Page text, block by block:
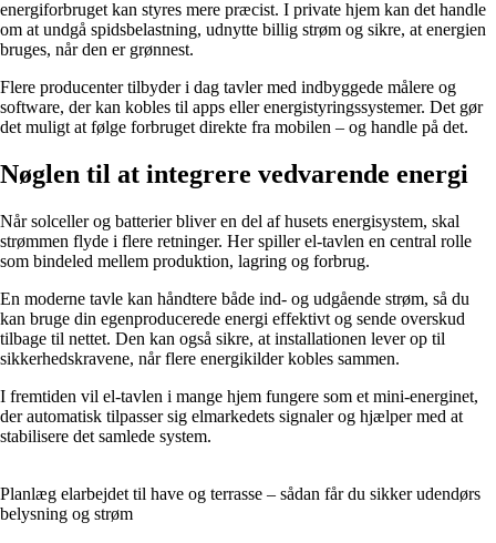
energiforbruget kan styres mere præcist. I private hjem kan det handle
om at undgå spidsbelastning, udnytte billig strøm og sikre, at energien
bruges, når den er grønnest.
Flere producenter tilbyder i dag tavler med indbyggede målere og
software, der kan kobles til apps eller energistyringssystemer. Det gør
det muligt at følge forbruget direkte fra mobilen – og handle på det.
Nøglen til at integrere vedvarende energi
Når solceller og batterier bliver en del af husets energisystem, skal
strømmen flyde i flere retninger. Her spiller el-tavlen en central rolle
som bindeled mellem produktion, lagring og forbrug.
En moderne tavle kan håndtere både ind- og udgående strøm, så du
kan bruge din egenproducerede energi effektivt og sende overskud
tilbage til nettet. Den kan også sikre, at installationen lever op til
sikkerhedskravene, når flere energikilder kobles sammen.
I fremtiden vil el-tavlen i mange hjem fungere som et mini-energinet,
der automatisk tilpasser sig elmarkedets signaler og hjælper med at
stabilisere det samlede system.
Planlæg elarbejdet til have og terrasse – sådan får du sikker udendørs
belysning og strøm